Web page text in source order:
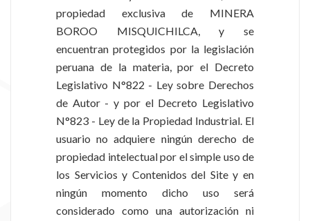
propiedad exclusiva de MINERA
BOROO MISQUICHILCA, y se
encuentran protegidos por la legislación
peruana de la materia, por el Decreto
Legislativo N°822 - Ley sobre Derechos
de Autor - y por el Decreto Legislativo
N°823 - Ley de la Propiedad Industrial. El
usuario no adquiere ningún derecho de
propiedad intelectual por el simple uso de
los Servicios y Contenidos del Site y en
ningún momento dicho uso será
considerado como una autorización ni